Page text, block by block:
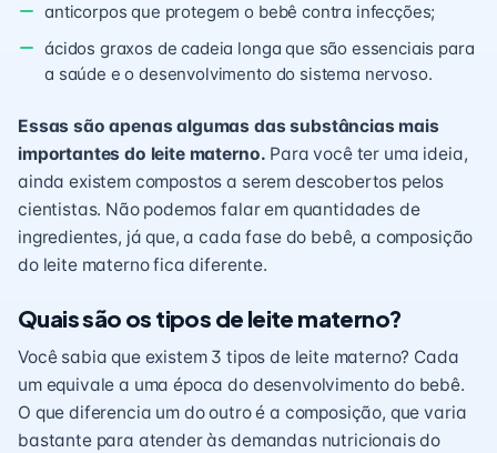
anticorpos que protegem o bebê contra infecções;
ácidos graxos de cadeia longa que são essenciais para
a saúde e o desenvolvimento do sistema nervoso.
Essas são apenas algumas das substâncias mais
importantes do leite materno. Para você ter uma ideia,
ainda existem compostos a serem descobertos pelos
cientistas. Não podemos falar em quantidades de
ingredientes, já que, a cada fase do bebê, a composição
do leite materno fica diferente.
Quais são os tipos de leite materno?
Você sabia que existem 3 tipos de leite materno? Cada
um equivale a uma época do desenvolvimento do bebê.
O que diferencia um do outro é a composição, que varia
bastante para atender às demandas nutricionais do